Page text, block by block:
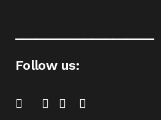
Follow us: